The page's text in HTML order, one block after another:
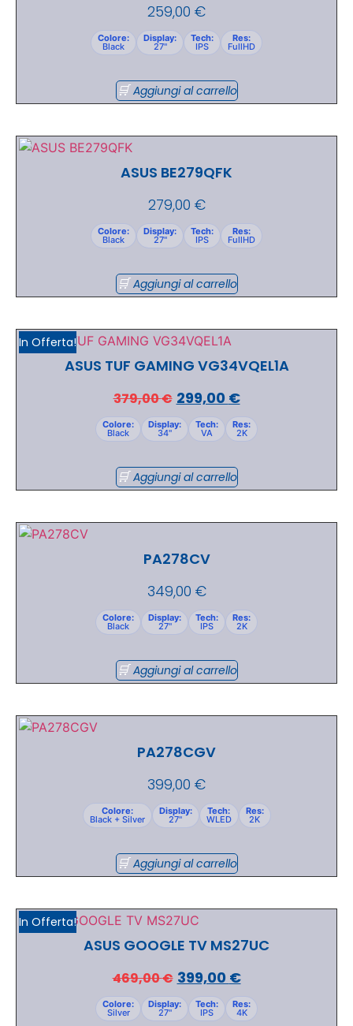
259,00 €
Colore:
Black
Display:
27"
Tech:
IPS
Res:
FullHD
Aggiungi al carrello
ASUS BE279QFK
279,00 €
Colore:
Black
Display:
27"
Tech:
IPS
Res:
FullHD
Aggiungi al carrello
In Offerta!
ASUS TUF GAMING VG34VQEL1A
379,00€ 299,00 €
Colore:
Black
Display:
34"
Tech:
VA
Res:
2K
Aggiungi al carrello
PA278CV
349,00 €
Colore:
Black
Display:
27"
Tech:
IPS
Res:
2K
Aggiungi al carrello
PA278CGV
399,00 €
Colore:
Black + Silver
Display:
27"
Tech:
WLED
Res:
2K
Aggiungi al carrello
In Offerta!
ASUS GOOGLE TV MS27UC
469,00€ 399,00 €
Colore:
Silver
Display:
27"
Tech:
IPS
Res:
4K